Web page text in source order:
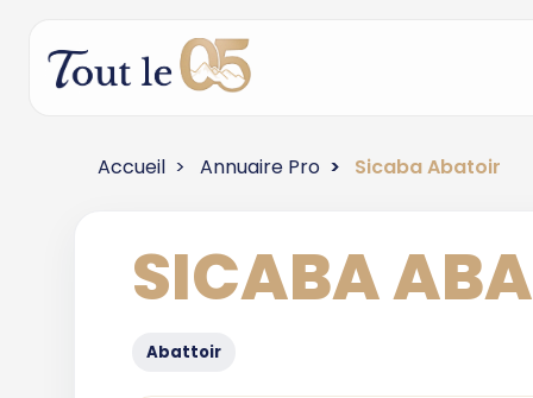
Accueil Annuaire Pro Sicaba Abatoir
SICABA
Abattoir